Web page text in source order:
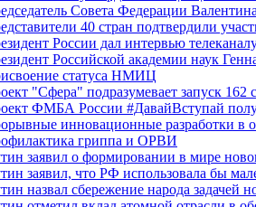
Совета Федерации
40 стран подтвердили
России дал интервью
Российской академии наук
статуса НМИЦ
"Сфера" подразумевает запуск
ФМБА России #ДавайВступай
инновационные разработки в
гриппа и ОРВИ
заявил о формировании в мире
заявил, что РФ использовала бы
назвал сбережение народа задачей